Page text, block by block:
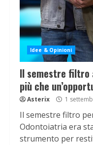
Idee & Opinioni
Il semestre filtro
più che
Asterix 1
Il semestre filtro
Odontoiatria era
strumento per